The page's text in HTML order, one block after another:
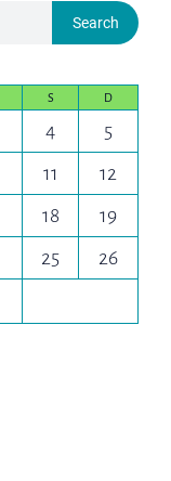
Search
S D
4
5
11
12
18
19
25
26